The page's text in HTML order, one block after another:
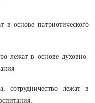
основе патриотического
лежат в основе духовно-
сотрудничество лежат в